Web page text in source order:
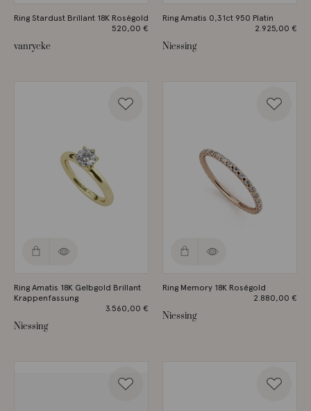
Ring Stardust Brillant 18K Roségold
520,00 €
vanrycke
Ring Amatis 0,31ct 950 Platin
2.925,00 €
Niessing
Ring Amatis 18K Gelbgold Brillant
Krappenfassung
3.560,00 €
Niessing
Ring Memory 18K Roségold
2.880,00 €
Niessing